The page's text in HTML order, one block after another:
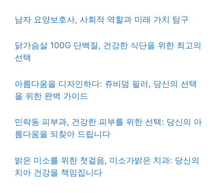
남자 요양보호사, 사회적 역할과 미래 가치 탐구
닭가슴살 100G 단백질, 건강한 식단을 위한 최고의
선택
아름다움을 디자인하다: 쥬비덤 필러, 당신의 선택
을 위한 완벽 가이드
민락동 피부과, 건강한 피부를 위한 선택: 당신의 아
름다움을 되찾아 드립니다
밝은 미소를 위한 첫걸음, 미소가밝은 치과: 당신의
치아 건강을 책임집니다